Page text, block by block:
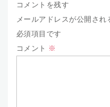
コメントを残す
メールアドレスが公開され
必須項目です
コメント ※